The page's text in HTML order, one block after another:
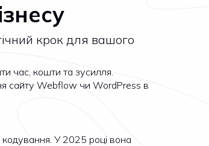
крок для вашого
час, кошти та зусилля.
сайту Webflow чи WordPress в
У 2025 році вона